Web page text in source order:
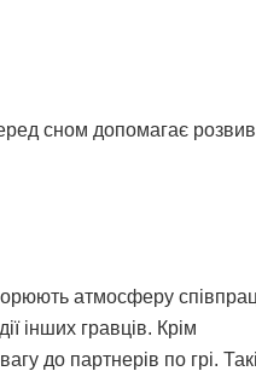
сном допомагає
атмосферу
інших гравців. Крім
до партнерів по грі.